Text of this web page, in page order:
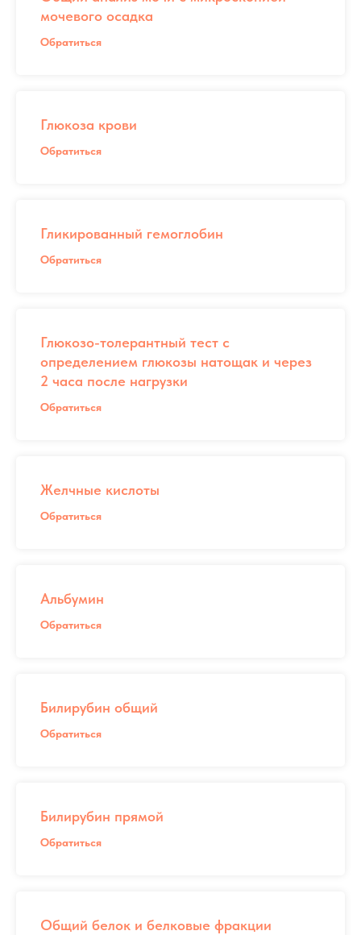
мочевого осадка
Обратиться
Глюкоза крови
Обратиться
Гликированный гемоглобин
Обратиться
Глюкозо-толерантный тест с
определением глюкозы натощак и через
2 часа после нагрузки
Обратиться
Желчные кислоты
Обратиться
Альбумин
Обратиться
Билирубин общий
Обратиться
Билирубин прямой
Обратиться
Общий белок и белковые фракции